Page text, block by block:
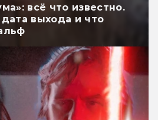
всё что известно.
выхода и что